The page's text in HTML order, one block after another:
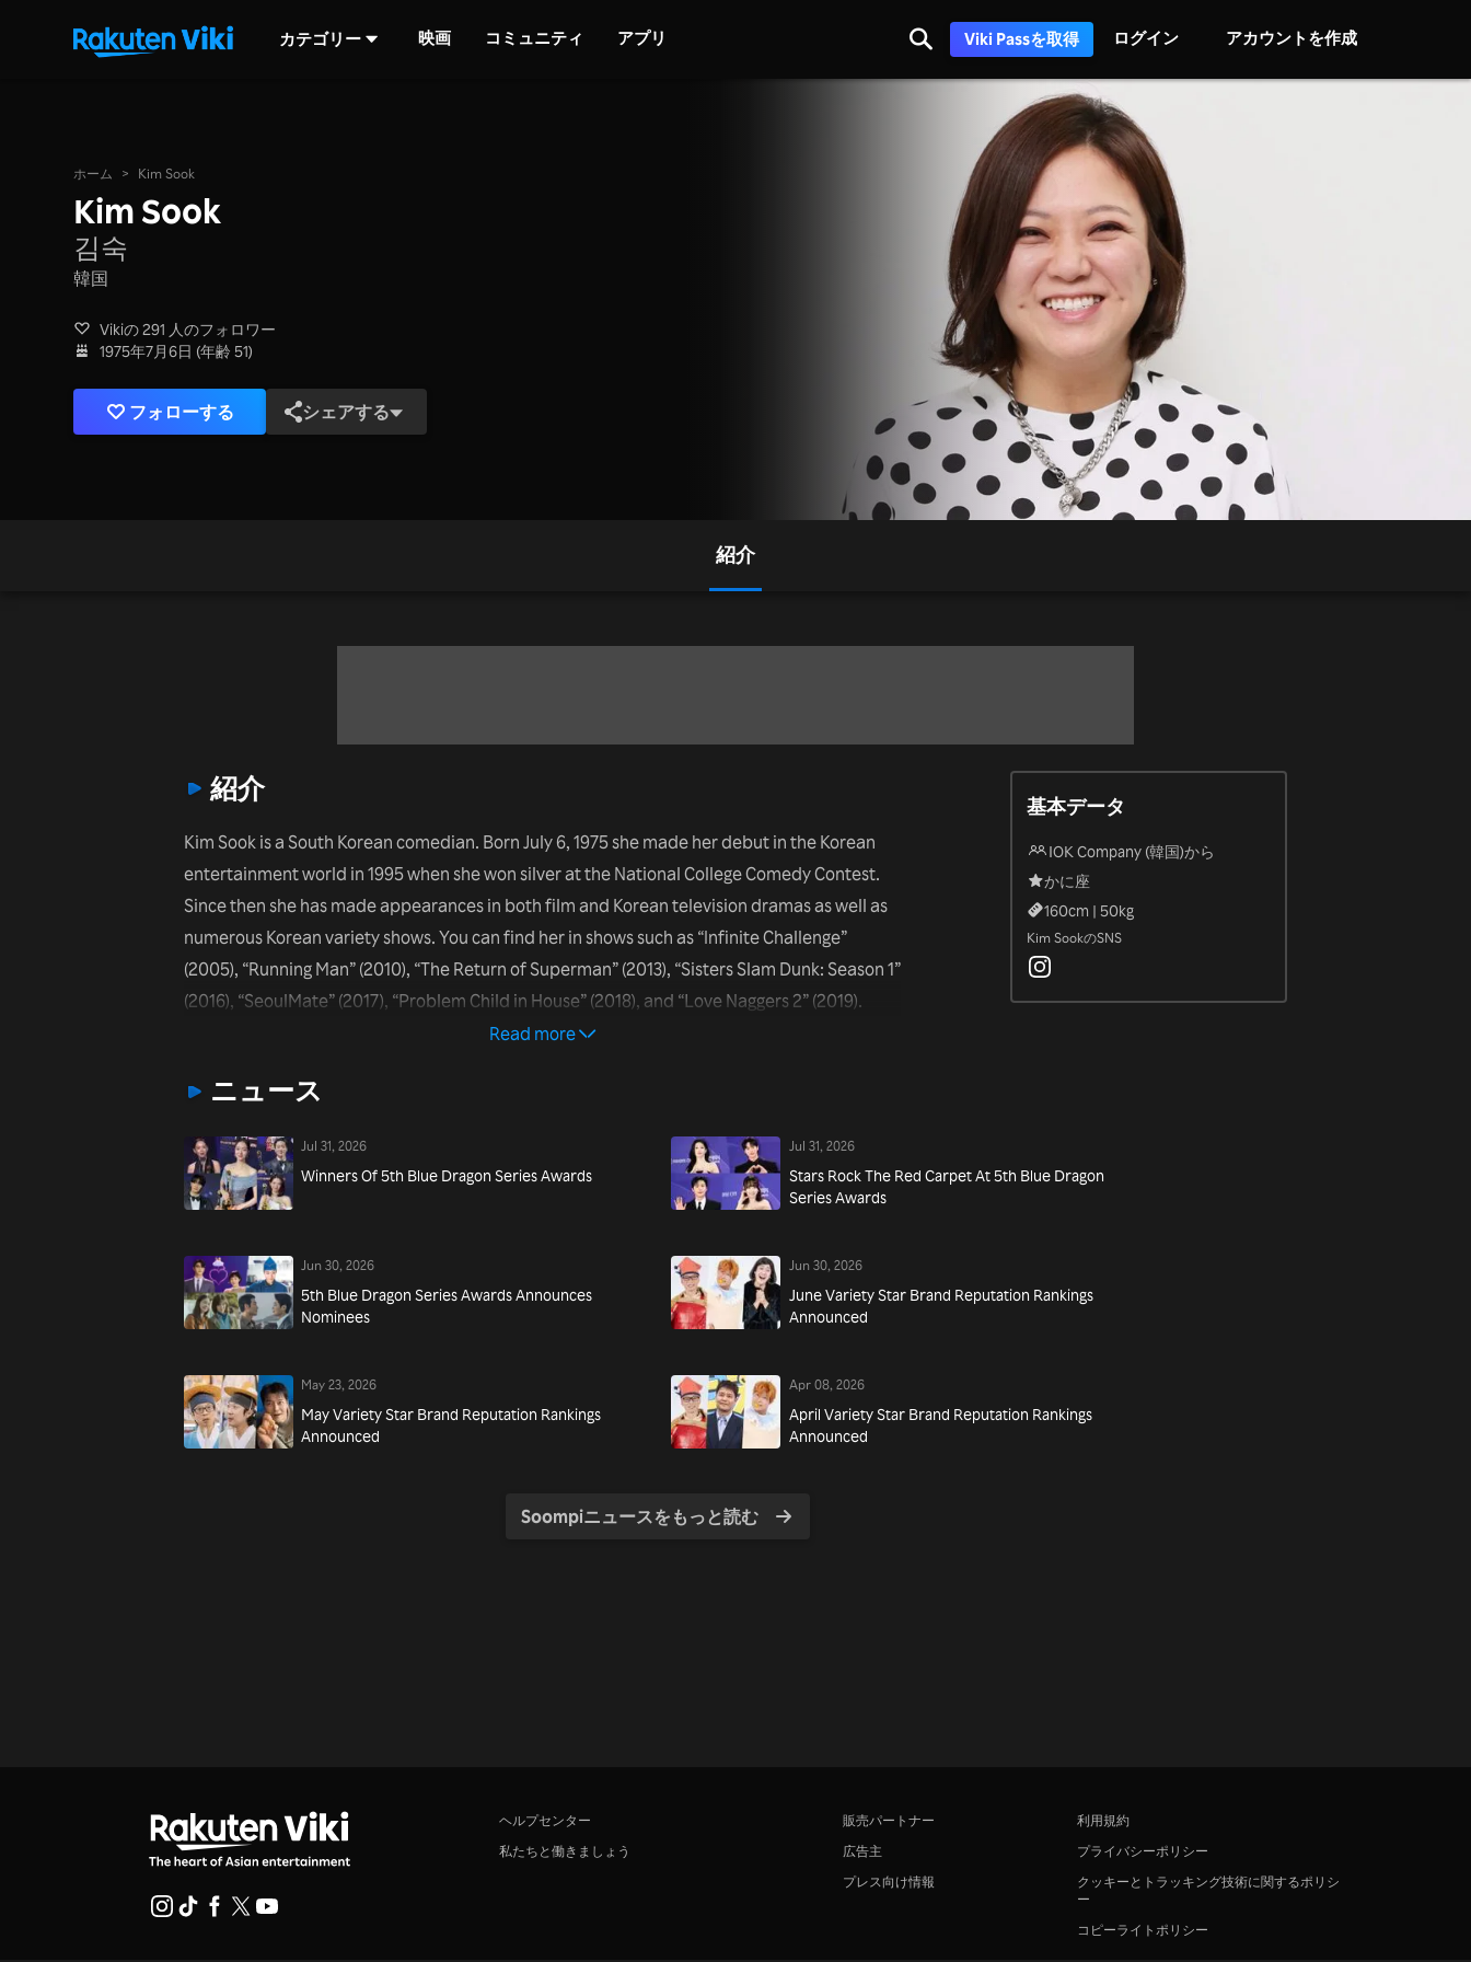
カテゴリー 映画 コミュニティ アプリ Viki Passを取得 ログイン アカウントを作成
ホーム > Kim Sook
Kim Sook
김숙
韓国
Vikiの 291 人のフォロワー
1975年7月6日 (年齢 51)
フォローする シェアする
紹介
紹介
Kim Sook is a South Korean comedian. Born July 6, 1975 she made her debut in the Korean
entertainment world in 1995 when she won silver at the National College Comedy Contest.
Since then she has made appearances in both film and Korean television dramas as well as
numerous Korean variety shows. You can find her in shows such as “Infinite Challenge”
(2005), “Running Man” (2010), “The Return of Superman” (2013), “Sisters Slam Dunk: Season 1”
(2016), “SeoulMate” (2017), “Problem Child in House” (2018), and “Love Naggers 2” (2019).
Read more
基本データ
IOK Company (韓国)から
かに座
160cm | 50kg
Kim SookのSNS
ニュース
Jul 31, 2026
Winners Of 5th Blue Dragon Series Awards
Jul 31, 2026
Stars Rock The Red Carpet At 5th Blue Dragon
Series Awards
Jun 30, 2026
5th Blue Dragon Series Awards Announces
Nominees
Jun 30, 2026
June Variety Star Brand Reputation Rankings
Announced
May 23, 2026
May Variety Star Brand Reputation Rankings
Announced
Apr 08, 2026
April Variety Star Brand Reputation Rankings
Announced
Soompiニュースをもっと読む
ヘルプセンター
私たちと働きましょう
販売パートナー
広告主
プレス向け情報
利用規約
プライバシーポリシー
クッキーとトラッキング技術に関するポリシ
ー
コピーライトポリシー